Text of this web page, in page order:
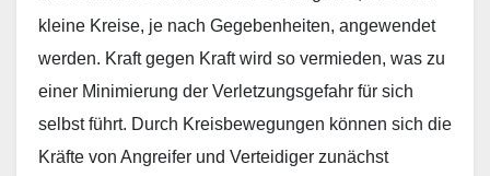
kleine Kreise, je nach Gegebenheiten, angewendet
werden. Kraft gegen Kraft wird so vermieden, was zu
einer Minimierung der Verletzungsgefahr für sich
selbst führt. Durch Kreisbewegungen können sich die
Kräfte von Angreifer und Verteidiger zunächst